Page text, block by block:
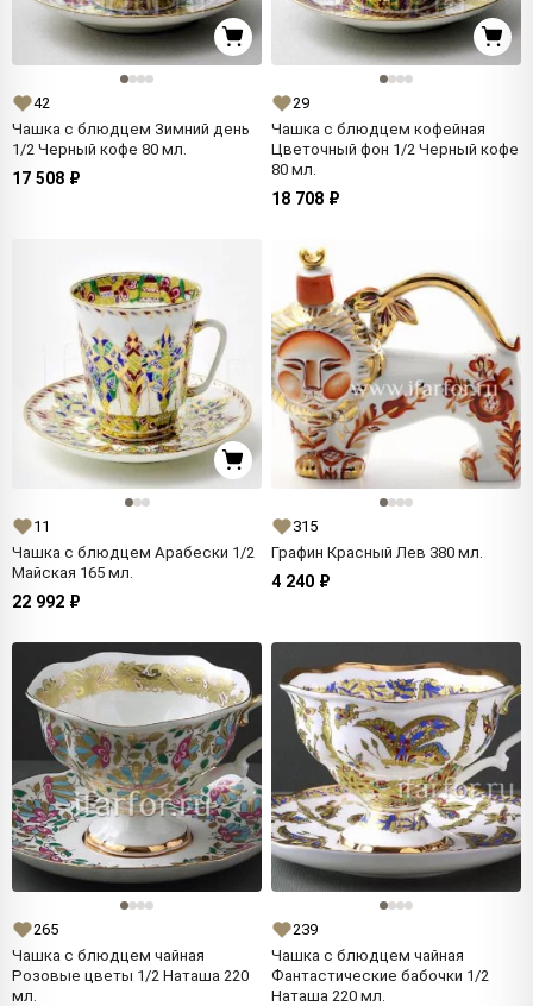
42
Чашка с блюдцем Зимний день
1/2 Черный кофе 80 мл.
17 508 ₽
29
Чашка с блюдцем кофейная
Цветочный фон 1/2 Черный кофе
80 мл.
18 708 ₽
11
Чашка с блюдцем Арабески 1/2
Майская 165 мл.
22 992 ₽
315
Графин Красный Лев 380 мл.
4 240 ₽
265
Чашка с блюдцем чайная
Розовые цветы 1/2 Наташа 220
мл.
239
Чашка с блюдцем чайная
Фантастические бабочки 1/2
Наташа 220 мл.